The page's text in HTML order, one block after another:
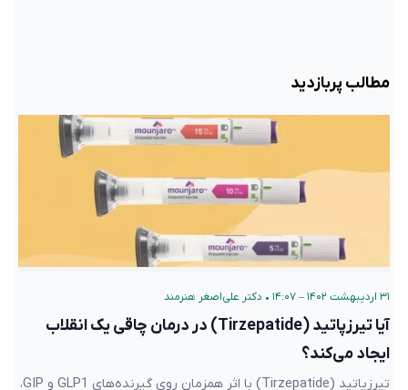
مطالب پربازدید
۳۱ اردیبهشت ۱۴۰۲ – ۱۴:۰۷ • دکتر علی‌اصغر هنرمند
آیا تیرزپاتید (Tirzepatide) در درمان چاقی یک انقلاب
ایجاد می‌کند؟
تیرزپاتید (Tirzepatide) با اثر همزمان روی گیرنده‌های GLP1 و GIP،